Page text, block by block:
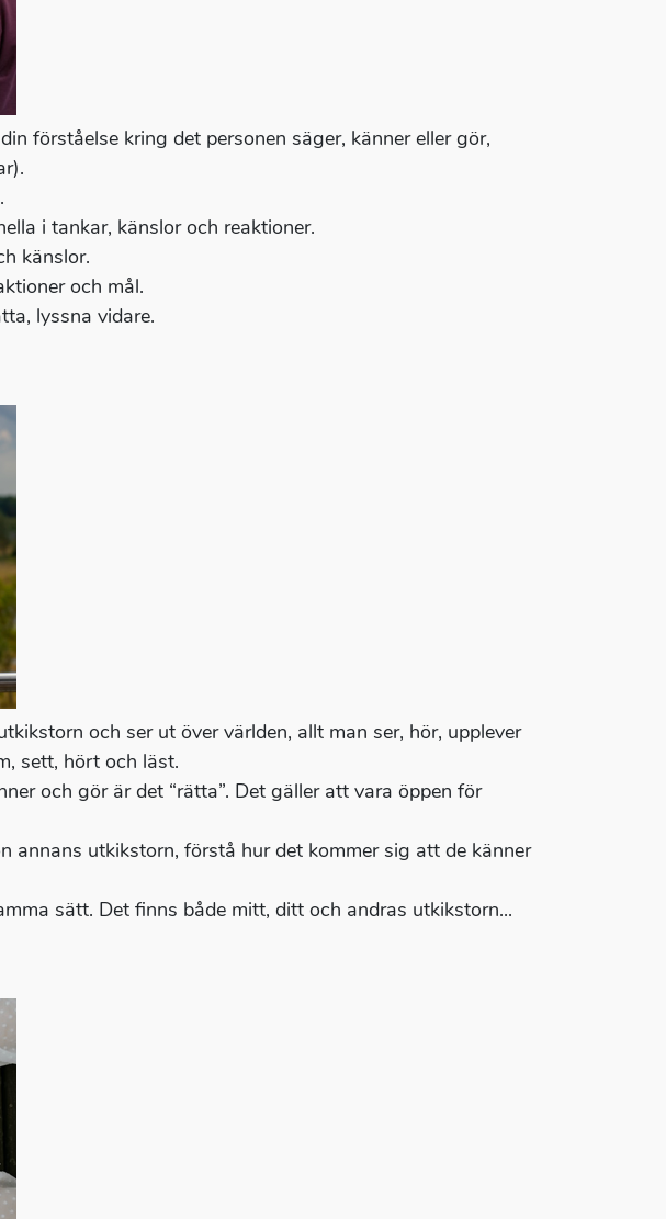
förståelse kring det personen säger, känner eller gör,
i tankar, känslor och reaktioner.
känslor.
och mål.
lyssna vidare.
och ser ut över världen, allt man ser, hör, upplever
sett, hört och läst.
och gör är det “rätta”. Det gäller att vara öppen för
annans utkikstorn, förstå hur det kommer sig att de känner
sätt. Det finns både mitt, ditt och andras utkikstorn...